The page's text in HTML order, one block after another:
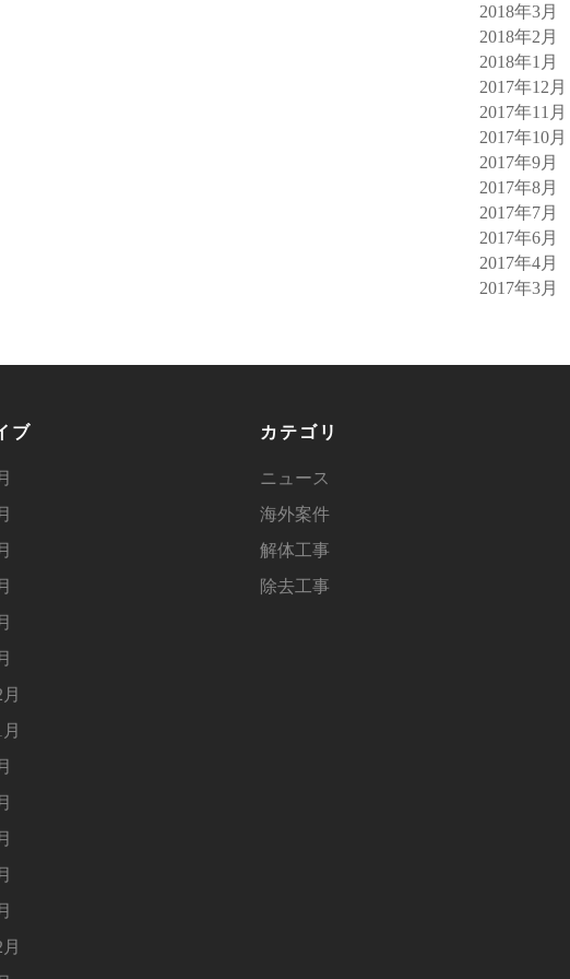
2018年3月
2018年2月
2018年1月
2017年12月
2017年11月
2017年10月
2017年9月
2017年8月
2017年7月
2017年6月
2017年4月
2017年3月
ブ カテゴリ
ニュース
海外案件
解体工事
除去工事